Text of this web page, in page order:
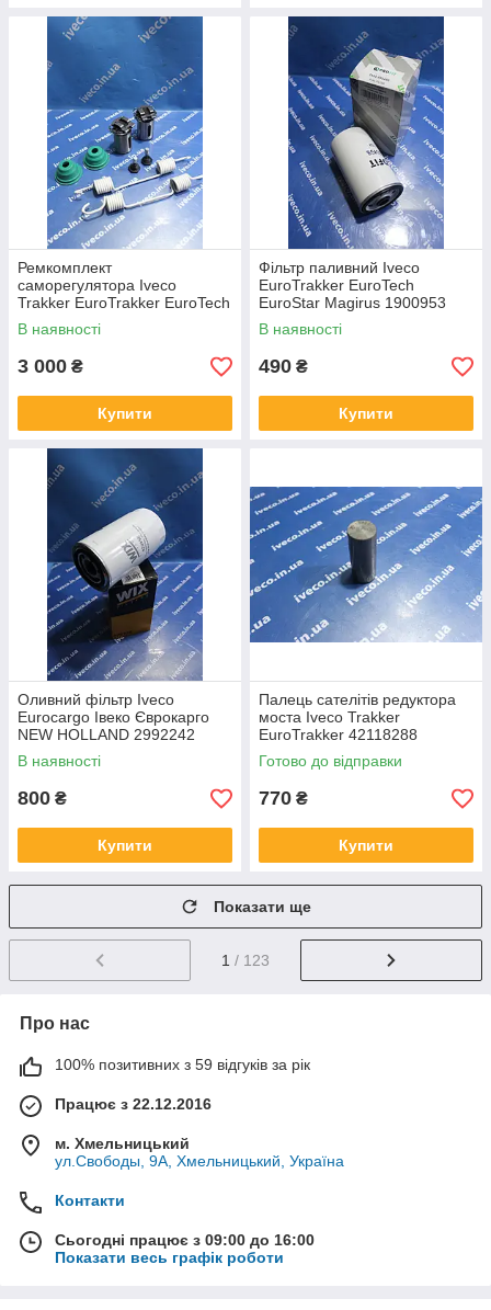
Ремкомплект
саморегулятора Iveco
Trakker EuroTrakker EuroTech
EuroStar Івеко 42536197
42550961 PR 4040-00200
В наявності
3 000 ₴
Купити
Фільтр паливний Iveco
EuroTrakker EuroTech
EuroStar Magirus 1900953
500039727 1907640 1900953
1530-550498
В наявності
490 ₴
Купити
Оливний фільтр Iveco
Eurocargo Івеко Єврокарго
NEW HOLLAND 2992242
504033399 504074043
44228510
В наявності
800 ₴
Купити
Палець сателітів редуктора
моста Iveco Trakker
EuroTrakker 42118288
30170488 107.155
Готово до відправки
770 ₴
Купити
Показати ще
1 / 123
Про нас
100% позитивних з 59 відгуків за рік
Працює з 22.12.2016
м. Хмельницький
ул.Свободы, 9А, Хмельницький, Україна
Контакти
Сьогодні працює з 09:00 до 16:00
Показати весь графік роботи